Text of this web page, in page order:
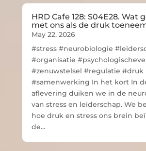
HRD Cafe 128: S04E28. Wat
met ons als de druk
May 22, 2026
#stress #neurobiologie
#organisatie
#zenuwstelsel #regulatie #druk
#samenwerking In het kort In
aflevering duiken we in de
van stress en leiderschap. We
hoe druk en stress ons brein
de...